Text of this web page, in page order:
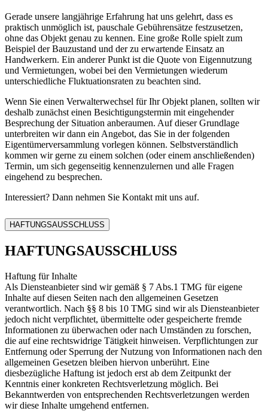
Gerade unsere langjährige Erfahrung hat uns gelehrt, dass es
praktisch unmöglich ist, pauschale Gebührensätze festzusetzen,
ohne das Objekt genau zu kennen. Eine große Rolle spielt zum
Beispiel der Bauzustand und der zu erwartende Einsatz an
Handwerkern. Ein anderer Punkt ist die Quote von Eigennutzung
und Vermietungen, wobei bei den Vermietungen wiederum
unterschiedliche Fluktuationsraten zu beachten sind.
Wenn Sie einen Verwalterwechsel für Ihr Objekt planen, sollten wir
deshalb zunächst einen Besichtigungstermin mit eingehender
Besprechung der Situation anberaumen. Auf dieser Grundlage
unterbreiten wir dann ein Angebot, das Sie in der folgenden
Eigentümerversammlung vorlegen können. Selbstverständlich
kommen wir gerne zu einem solchen (oder einem anschließenden)
Termin, um sich gegenseitig kennenzulernen und alle Fragen
eingehend zu besprechen.
Interessiert? Dann nehmen Sie Kontakt mit uns auf.
HAFTUNGSAUSSCHLUSS
HAFTUNGSAUSSCHLUSS
Haftung für Inhalte
Als Diensteanbieter sind wir gemäß § 7 Abs.1 TMG für eigene
Inhalte auf diesen Seiten nach den allgemeinen Gesetzen
verantwortlich. Nach §§ 8 bis 10 TMG sind wir als Diensteanbieter
jedoch nicht verpflichtet, übermittelte oder gespeicherte fremde
Informationen zu überwachen oder nach Umständen zu forschen,
die auf eine rechtswidrige Tätigkeit hinweisen. Verpflichtungen zur
Entfernung oder Sperrung der Nutzung von Informationen nach den
allgemeinen Gesetzen bleiben hiervon unberührt. Eine
diesbezügliche Haftung ist jedoch erst ab dem Zeitpunkt der
Kenntnis einer konkreten Rechtsverletzung möglich. Bei
Bekanntwerden von entsprechenden Rechtsverletzungen werden
wir diese Inhalte umgehend entfernen.